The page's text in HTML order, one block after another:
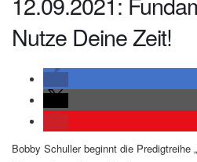
Nutze Deine Zeit!
Bobby Schuller beginnt die Predigtreihe